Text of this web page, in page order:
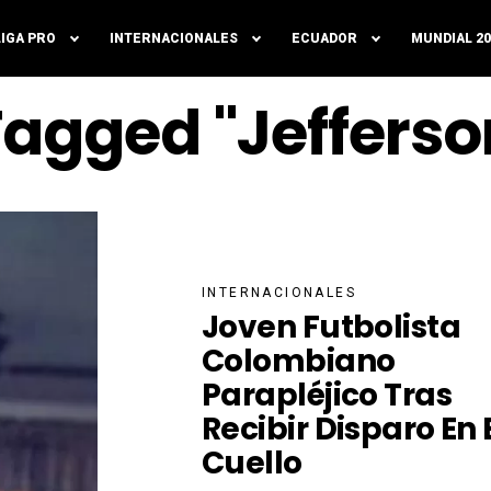
PRO INTERNACIONALES ECUADOR MUNDIAL
INTERNACIONALES
Joven Futbolista
Colombiano
Parapléjico Tras
Recibir Disparo En
Cuello